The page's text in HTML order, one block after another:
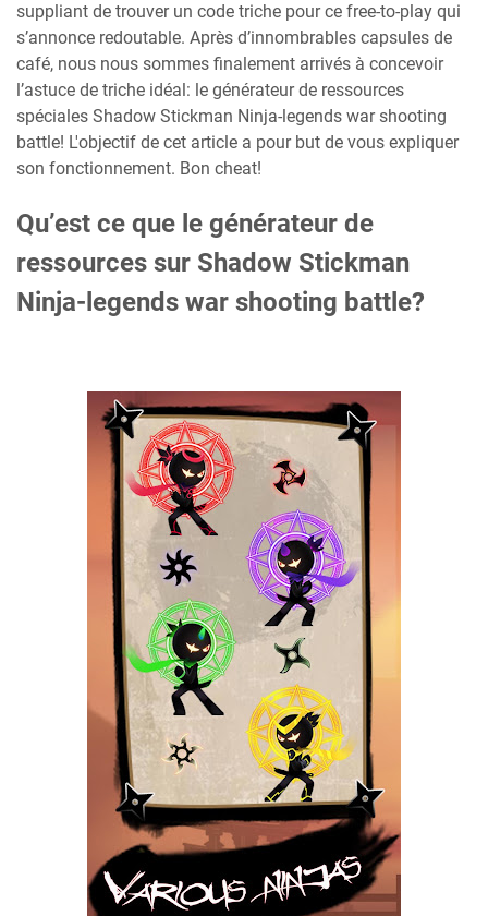
suppliant de trouver un code triche pour ce free-to-play qui
s’annonce redoutable. Après d’innombrables capsules de
café, nous nous sommes finalement arrivés à concevoir
l’astuce de triche idéal: le générateur de ressources
spéciales Shadow Stickman Ninja-legends war shooting
battle! L'objectif de cet article a pour but de vous expliquer
son fonctionnement. Bon cheat!
Qu’est ce que le générateur de
ressources sur Shadow Stickman
Ninja-legends war shooting battle?